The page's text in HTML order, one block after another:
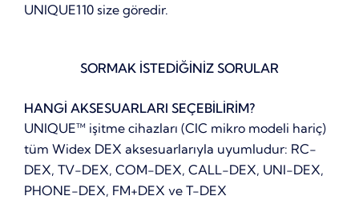
UNIQUE110 size göredir.
SORMAK İSTEDİĞİNİZ SORULAR
HANGİ AKSESUARLARI SEÇEBİLİRİM?
UNIQUE™ işitme cihazları (CIC mikro modeli hariç)
tüm Widex DEX aksesuarlarıyla uyumludur: RC-
DEX, TV-DEX, COM-DEX, CALL-DEX, UNI-DEX,
PHONE-DEX, FM+DEX ve T-DEX